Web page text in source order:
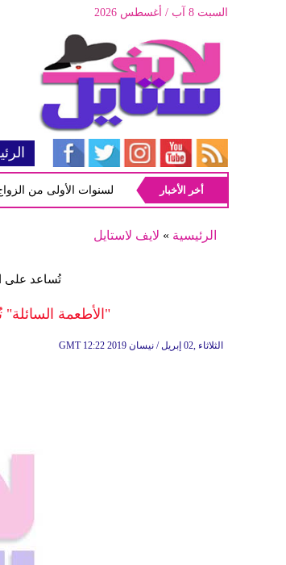
السبت 8 آب / أغسطس 2026
أبرز المشاكل شيوعاً في السنوات الأولى من الزواج
أخر الأخبار
الرئيسية » لايف لاستايل
تُساعد على
"الأطعمة
GMT 12:22 2019 الثلاثاء ,02 إبريل / نيسان